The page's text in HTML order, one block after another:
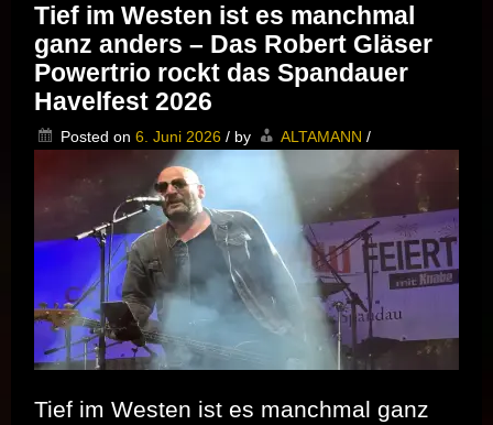
Tief im Westen ist es manchmal
ganz anders – Das Robert Gläser
Powertrio rockt das Spandauer
Havelfest 2026
Posted on 6. Juni 2026 / by ALTAMANN /
Tief im Westen ist es manchmal ganz